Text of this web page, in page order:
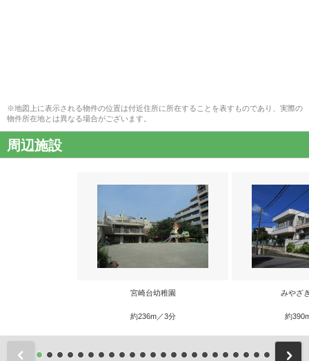
※地図上に表示される物件の位置は付近住所に所在することを表すものであり、実際の
物件所在地とは異なる場合がございます。
周辺施設
宮崎台幼稚園
約236m／3分
みやざ
約
前